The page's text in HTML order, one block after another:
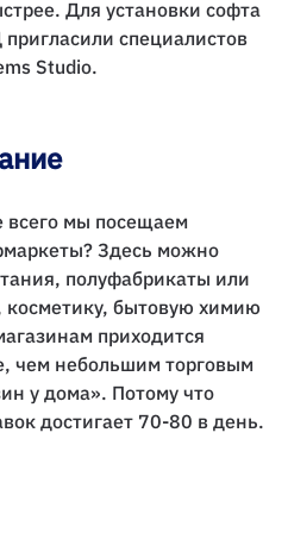
Для установки софта
специалистов
Studio.
мы посещаем
Здесь можно
полуфабрикаты или
бытовую химию
приходится
чем небольшим торговым
у дома». Потому что
достигает 70-80 в день.